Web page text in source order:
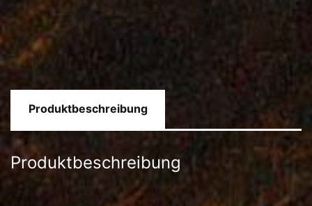
Produktbeschreibung
Produktbeschreibung